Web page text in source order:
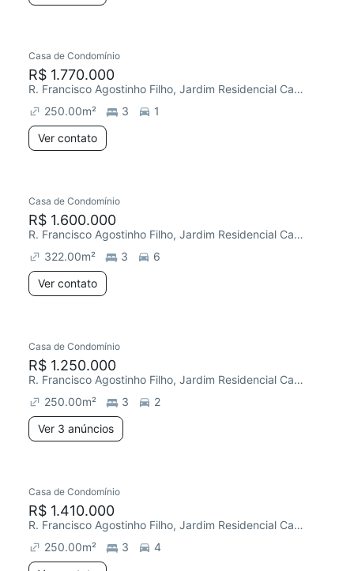
Casa de Condomínio
R$ 1.770.000
R. Francisco Agostinho Filho, Jardim Residencial Campos do Conde
250.00m² 3
1
Ver contato
Casa de Condomínio
R$ 1.600.000
R. Francisco Agostinho Filho, Jardim Residencial Campos do Conde
322.00m² 3
6
Ver contato
Casa de Condomínio
R$ 1.250.000
R. Francisco Agostinho Filho, Jardim Residencial Campos do Conde
250.00m² 3
2
Ver 3 anúncios
Casa de Condomínio
R$ 1.410.000
R. Francisco Agostinho Filho, Jardim Residencial Campos do Conde
250.00m² 3
4